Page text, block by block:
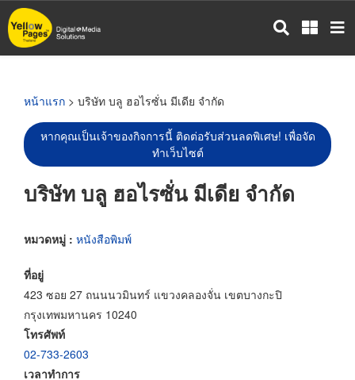
ข้าม
ไป
หน้าแรก > บริษัท บลู ฮอไรซั่น มีเดีย จำกัด
หากคุณเป็นเจ้าของกิจการนี้ ติดต่อรับส่วนลดพิเศษ! เพื่อจัด
ทำเว็บไซต์
บริษัท บลู ฮอไรซั่น มีเดีย จำกัด
หมวดหมู่ : หนังสือพิมพ์
ที่อยู่
423 ซอย 27 ถนนนวมินทร์ แขวงคลองจั่น เขตบางกะปิ
กรุงเทพมหานคร 10240
โทรศัพท์
02-733-2603
เวลาทำการ